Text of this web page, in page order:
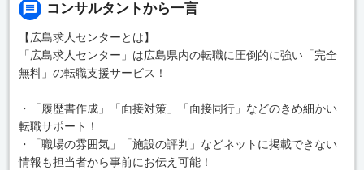
コンサルタントから一言
【広島求人センターとは】
「広島求人センター」は広島県内の転職に圧倒的に強い「完全
無料」の転職支援サービス！
・「履歴書作成」「面接対策」「面接同行」などのきめ細かい
転職サポート！
・「職場の雰囲気」「施設の評判」などネットに掲載できない
情報も担当者から事前にお伝え可能！